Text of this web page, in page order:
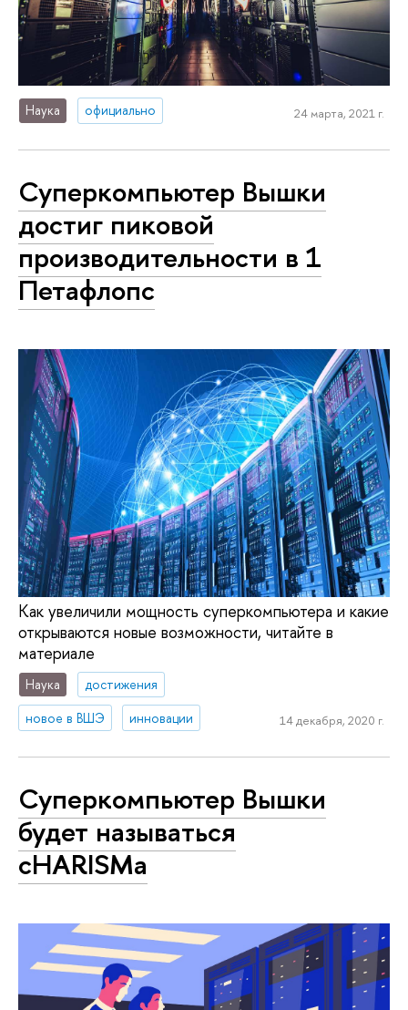
Наука официально 24 марта, 2021 г.
Суперкомпьютер Вышки
достиг пиковой
производительности в 1
Петафлопс
Как увеличили мощность суперкомпьютера и какие
открываются новые возможности, читайте в
материале
Наука
достижения
новое в ВШЭ
инновации 14 декабря, 2020 г.
Суперкомпьютер Вышки
будет называться
cHARISMa